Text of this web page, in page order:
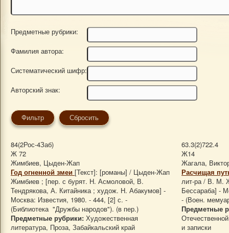
Предметные рубрики:
Фамилия автора:
Систематический шифр:
Авторский знак:
84(2Рос-4Заб)
Ж 72
Жимбиев, Цыден-Жап
Год огненной змеи [Текст]: [романы] / Цыден-Жап
Жимбиев ; [пер. с бурят. Н. Асмоловой, В.
Тендрякова, А. Китайника ; худож. Н. Абакумов] -
Москва: Известия, 1980. - 444, [2] с. -
(Библиотека "Дружбы народов"). (в пер.)
Предметные рубрики: Художественная
литература, Проза, Забайкальский край
63.3(2)722.4
Ж14
Жагала,
Расчищая
лит-ра / В. М.
Бессараба] -
- (Воен.
Предметные
и записки